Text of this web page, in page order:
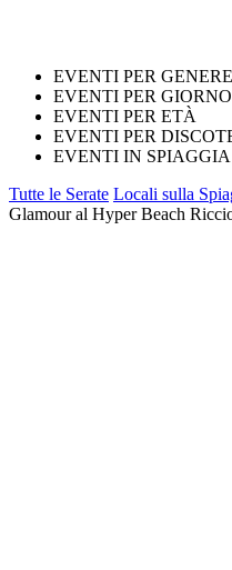
EVENTI PER GENERE
EVENTI PER GIORNO
EVENTI PER ETÀ
EVENTI PER
EVENTI IN SPIAGGIA
Tutte le Serate Locali sulla
Glamour al Hyper Beach